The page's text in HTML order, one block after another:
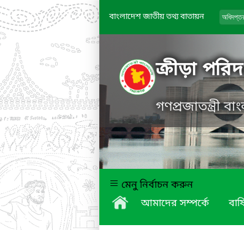
বাংলাদেশ জাতীয় তথ্য বাতায়ন
ক্রীড়া
গণপ্রজাতন্ত্রী
মেনু নির্বাচন করুন
আমাদের সম্পর্কে